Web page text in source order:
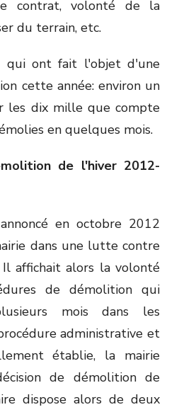
contrat, volonté de la
du terrain, etc.
qui ont fait l'objet d'une
cette année: environ un
les dix mille que compte
en quelques mois.
de l'hiver 2012-
en octobre 2012
dans une lutte contre
affichait alors la volonté
de démolition qui
mois dans les
administrative et
établie, la mairie
de démolition de
dispose alors de deux